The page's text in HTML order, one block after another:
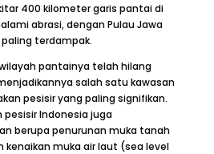
400 kilometer garis pantai di
abrasi, dengan Pulau Jawa
terdampak.
pantainya telah hilang
salah satu kawasan
pesisir yang paling signifikan.
pesisir Indonesia juga
berupa penurunan muka tanah
kenaikan muka air laut (sea level